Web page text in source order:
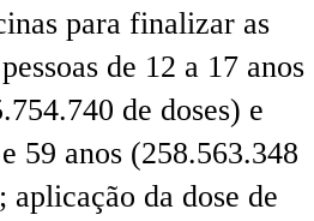
para finalizar as
de 12 a 17 anos
de doses) e
59 anos (258.563.348
aplicação da dose de